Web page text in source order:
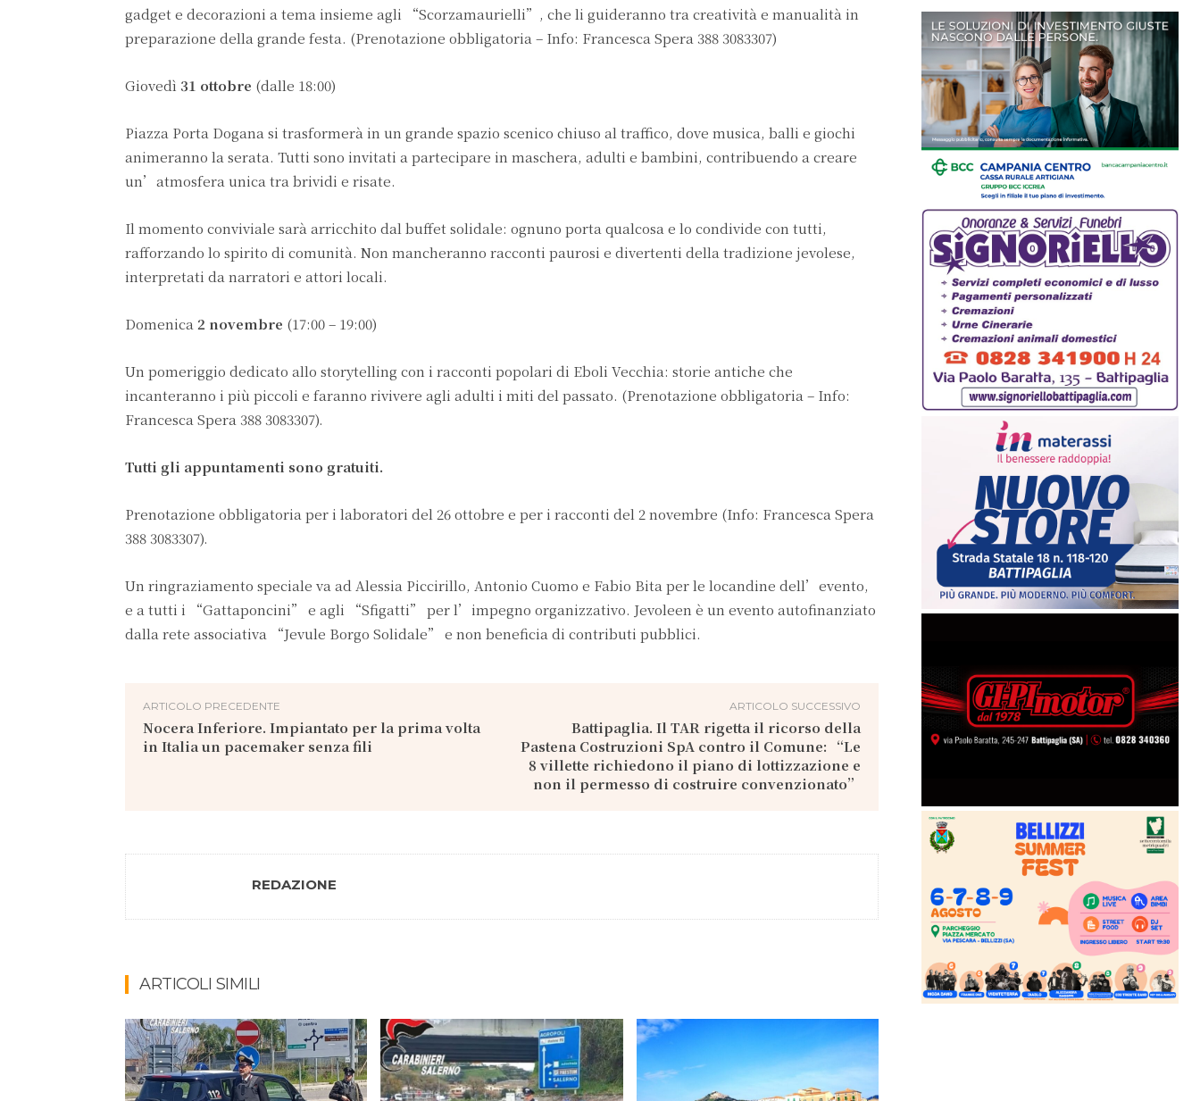
gadget e decorazioni a tema insieme agli “Scorzamaurielli”, che li guideranno tra creatività e manualità in
preparazione della grande festa. (Prenotazione obbligatoria – Info: Francesca Spera 388 3083307)
Giovedì 31 ottobre (dalle 18:00)
Piazza Porta Dogana si trasformerà in un grande spazio scenico chiuso al traffico, dove musica, balli e giochi
animeranno la serata. Tutti sono invitati a partecipare in maschera, adulti e bambini, contribuendo a creare
un’atmosfera unica tra brividi e risate.
Il momento conviviale sarà arricchito dal buffet solidale: ognuno porta qualcosa e lo condivide con tutti,
rafforzando lo spirito di comunità. Non mancheranno racconti paurosi e divertenti della tradizione jevolese,
interpretati da narratori e attori locali.
Domenica 2 novembre (17:00 – 19:00)
Un pomeriggio dedicato allo storytelling con i racconti popolari di Eboli Vecchia: storie antiche che
incanteranno i più piccoli e faranno rivivere agli adulti i miti del passato. (Prenotazione obbligatoria – Info:
Francesca Spera 388 3083307).
Tutti gli appuntamenti sono gratuiti.
Prenotazione obbligatoria per i laboratori del 26 ottobre e per i racconti del 2 novembre (Info: Francesca Spera
388 3083307).
Un ringraziamento speciale va ad Alessia Piccirillo, Antonio Cuomo e Fabio Bita per le locandine dell’evento,
e a tutti i “Gattaponcini” e agli “Sfigatti” per l’impegno organizzativo. Jevoleen è un evento autofinanziato
dalla rete associativa “Jevule Borgo Solidale” e non beneficia di contributi pubblici.
ARTICOLO PRECEDENTE
Nocera Inferiore. Impiantato per la prima volta
in Italia un pacemaker senza fili
ARTICOLO SUCCESSIVO
Battipaglia. Il TAR rigetta il ricorso della
Pastena Costruzioni SpA contro il Comune: “Le
8 villette richiedono il piano di lottizzazione e
non il permesso di costruire convenzionato”
REDAZIONE
ARTICOLI SIMILI